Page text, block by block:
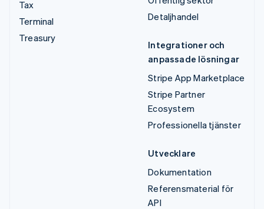
Tax
Terminal
Treasury
Detaljhandel
Integrationer och
anpassade lösningar
Stripe App Marketplace
Stripe Partner
Ecosystem
Professionella tjänster
Utvecklare
Dokumentation
Referensmaterial för
API